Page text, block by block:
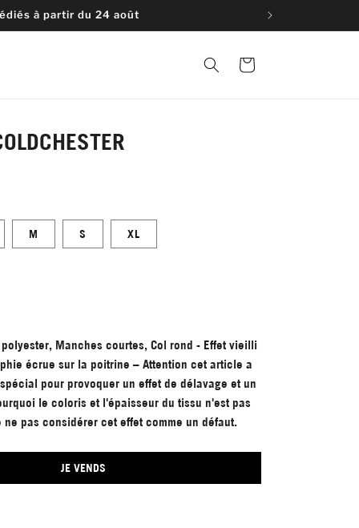
à partir du 24 août
Panier
M S XL
Manches courtes, Col rond - Effet vieilli
écrue sur la poitrine – Attention cet article a
pour provoquer un effet de délavage et un
le coloris et l'épaisseur du tissu n'est pas
pas considérer cet effet comme un défaut.
JE VENDS